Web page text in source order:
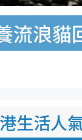
流浪貓
港生活人